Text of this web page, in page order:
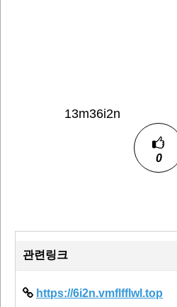
13m36i2n
0
관련링크
https://6i2n.vmflfflwl.top